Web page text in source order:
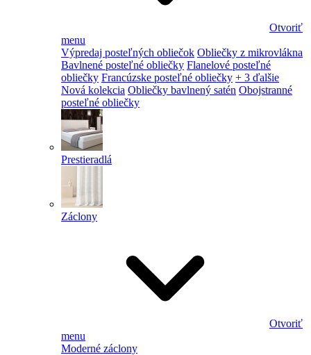
Otvoriť
menu
Výpredaj posteľných obliečok Obliečky z mikrovlákna
Bavlnené posteľné obliečky Flanelové posteľné
obliečky Francúzske posteľné obliečky + 3 ďalšie
Nová kolekcia Obliečky bavlnený satén Obojstranné
posteľné obliečky
Prestieradlá
Záclony
Otvoriť
menu
Moderné záclony